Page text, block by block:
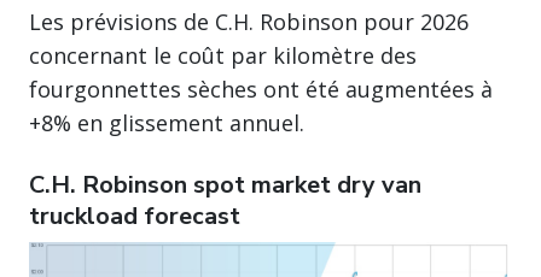
Les prévisions de C.H. Robinson pour 2026
concernant le coût par kilomètre des
fourgonnettes sèches ont été augmentées à
+8% en glissement annuel.
C.H. Robinson spot market dry van
truckload forecast